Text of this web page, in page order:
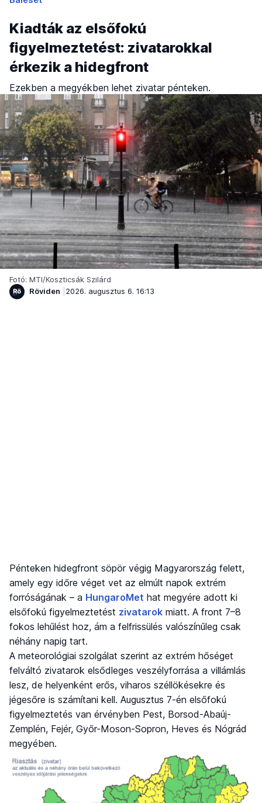
Kiadták az elsőfokú
figyelmeztetést: zivatarokkal
érkezik a hidegfront
Ezekben a megyékben lehet zivatar pénteken.
Fotó: MTI/Koszticsák Szilárd
Röviden
2026. augusztus 6. 16:13
Pénteken hidegfront söpör végig Magyarország felett,
amely egy időre véget vet az elmúlt napok extrém
forróságának – a HungaroMet hat megyére adott ki
elsőfokú figyelmeztetést zivatarok miatt. A front 7–8
fokos lehűlést hoz, ám a felfrissülés valószínűleg csak
néhány napig tart.
A meteorológiai szolgálat szerint az extrém hőséget
felváltó zivatarok elsődleges veszélyforrása a villámlás
lesz, de helyenként erős, viharos széllökésekre és
jégesőre is számítani kell. Augusztus 7-én elsőfokú
figyelmeztetés van érvényben Pest, Borsod-Abaúj-
Zemplén, Fejér, Győr-Moson-Sopron, Heves és Nógrád
megyében.